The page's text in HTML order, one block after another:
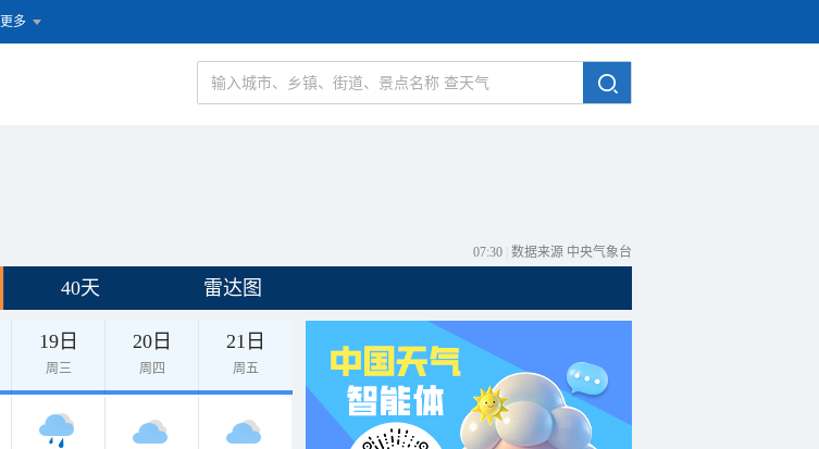
更多
07:30 数据来源 中央气象台
40天 雷达图
19日
周三
20日
周四
21日
周五